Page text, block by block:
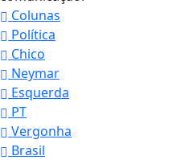
Colunas
Política
Chico
Neymar
Esquerda
PT
Vergonha
Brasil